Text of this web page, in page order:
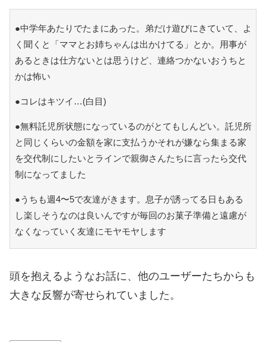
●中学年あたりでたまにあった。弟だけ遊びにきていて、よ
く聞くと「ママとお姉ちゃんは出かけてる」とか。用事が
あるときは仕方ないとは思うけど、連絡つかないおうちと
かは怖い
●コレはキツイ…(白目)
●無料託児所状態になっているのがとてもしんどい。託児所
と同じくらいの金額を家に支払うかそれが嫌なら集まる家
を交代制にしたいとラインで親御さんたちに言ったら交代
制になってました
●うちも週4〜5で友達がきます。息子が誘ってる日もある
し楽しそうなのは良いんですが毎回のお菓子準備と遠慮が
なくなっていく友達にモヤモヤします
頭を抱えるようなお話に、他のユーザーたちからも
大きな反響が寄せられていました。